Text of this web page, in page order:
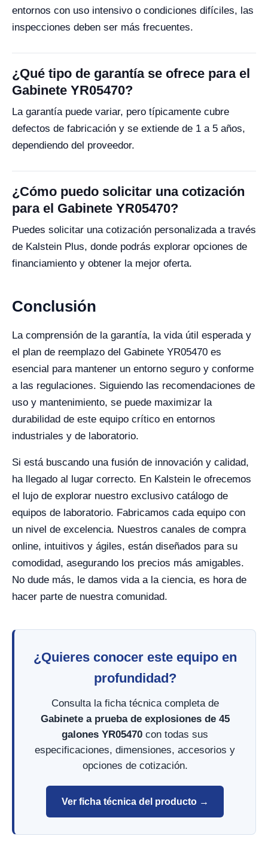
entornos con uso intensivo o condiciones difíciles, las
inspecciones deben ser más frecuentes.
¿Qué tipo de garantía se ofrece para el
Gabinete YR05470?
La garantía puede variar, pero típicamente cubre
defectos de fabricación y se extiende de 1 a 5 años,
dependiendo del proveedor.
¿Cómo puedo solicitar una cotización
para el Gabinete YR05470?
Puedes solicitar una cotización personalizada a través
de Kalstein Plus, donde podrás explorar opciones de
financiamiento y obtener la mejor oferta.
Conclusión
La comprensión de la garantía, la vida útil esperada y
el plan de reemplazo del Gabinete YR05470 es
esencial para mantener un entorno seguro y conforme
a las regulaciones. Siguiendo las recomendaciones de
uso y mantenimiento, se puede maximizar la
durabilidad de este equipo crítico en entornos
industriales y de laboratorio.
Si está buscando una fusión de innovación y calidad,
ha llegado al lugar correcto. En Kalstein le ofrecemos
el lujo de explorar nuestro exclusivo catálogo de
equipos de laboratorio. Fabricamos cada equipo con
un nivel de excelencia. Nuestros canales de compra
online, intuitivos y ágiles, están diseñados para su
comodidad, asegurando los precios más amigables.
No dude más, le damos vida a la ciencia, es hora de
hacer parte de nuestra comunidad.
¿Quieres conocer este equipo en
profundidad?
Consulta la ficha técnica completa de
Gabinete a prueba de explosiones de 45
galones YR05470 con todas sus
especificaciones, dimensiones, accesorios y
opciones de cotización.
Ver ficha técnica del producto →